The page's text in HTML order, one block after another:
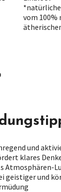
vom 100%
und
klares
Atmosphären-
geistiger und